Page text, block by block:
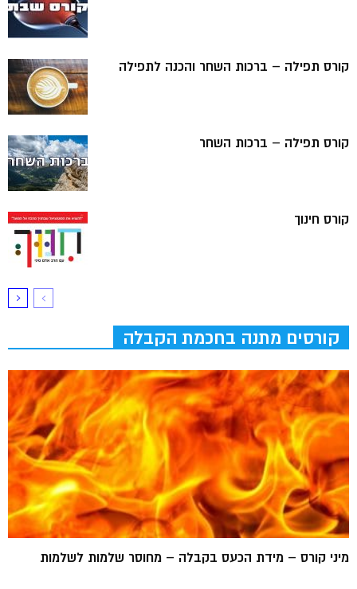
קורס תפילה – ברכות השחר והכנה לתפילה
קורס תפילה – ברכות השחר
קורס חינוך
קורסים מתנה בחכמת הקבלה
מיני קורס – מידת הכעס בקבלה – מחוסר שלמות לשלמות